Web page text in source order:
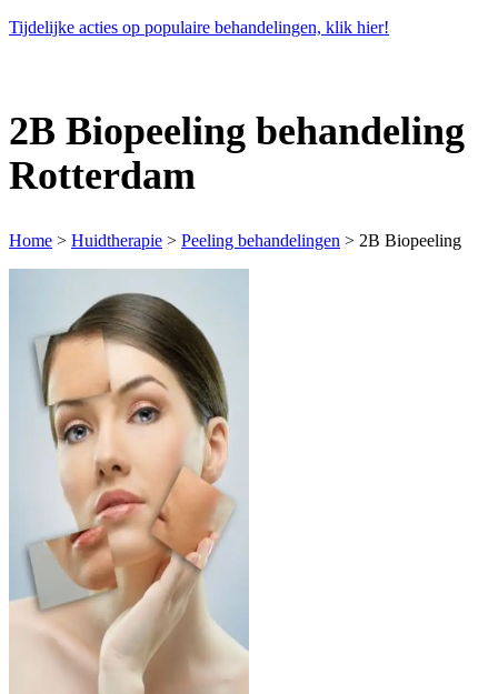
Tijdelijke acties op populaire behandelingen, klik hier!
2B Biopeeling behandeling
Rotterdam
Home > Huidtherapie > Peeling behandelingen > 2B Biopeeling